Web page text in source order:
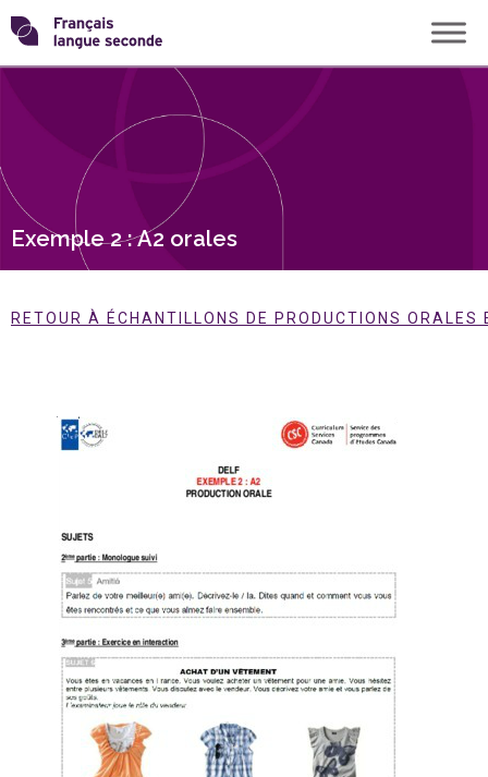
Skip
to
content
Transformons
langue
Exemple 2 : A2 orales
RETOUR À ÉCHANTILLONS DE PRODUCTIONS